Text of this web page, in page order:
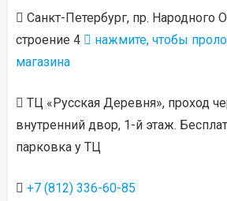
Санкт-Петербург, пр. Народного
строение 4
нажмите, чтобы
магазина
ТЦ «Русская Деревня», проход
внутренний двор, 1-й этаж.
парковка у ТЦ
+7 (812) 336-60-85